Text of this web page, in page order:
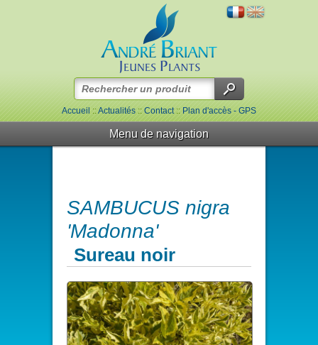
Accueil::Actualités::Contact::Plan d'accès - GPS
Menu de navigation
SAMBUCUS nigra
'Madonna'
Sureau noir